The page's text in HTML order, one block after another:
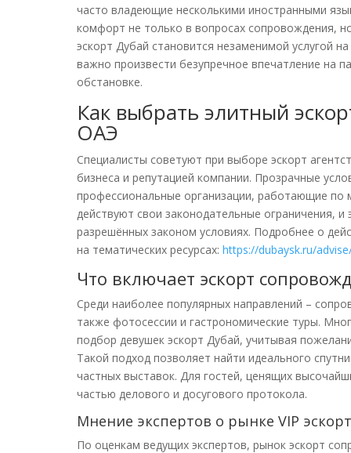
часто владеющие несколькими иностранными
комфорт не только в вопросах сопровождения,
эскорт Дубай становится незаменимой услугой
важно произвести безупречное впечатление на
обстановке.
Как выбрать элитный
ОАЭ
Специалисты советуют при выборе эскорт
бизнеса и репутацией компании. Прозрачные
профессиональные организации, работающие
действуют свои законодательные ограничения,
разрешённых законом условиях. Подробнее о
на тематических ресурсах: https://dubaysk.ru/
Что включает эскорт
Среди наиболее популярных направлений –
также фотосессии и гастрономические туры.
подбор девушек эскорт Дубай, учитывая
Такой подход позволяет найти идеального
частных выставок. Для гостей, ценящих
частью делового и досугового протокола.
Мнение экспертов о рынке VIP
По оценкам ведущих экспертов, рынок эскорт